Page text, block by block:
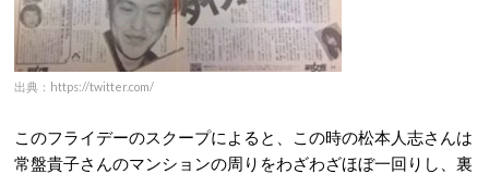
出典：https://twitter.com/
このフライデーのスクープによると、この時の松本人志さんは
常盤貴子さんのマンションの周りをわざわざほぼ一回りし、裏